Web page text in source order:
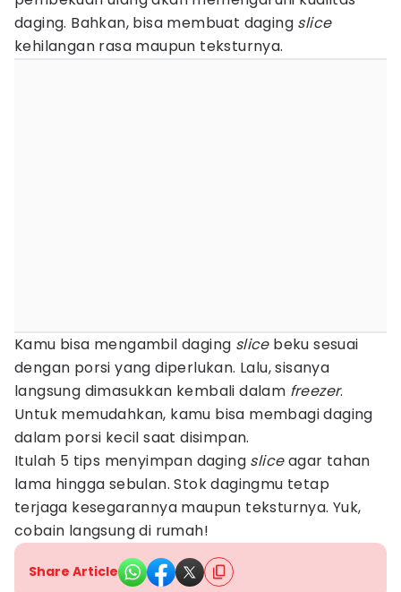
daging. Bahkan, bisa membuat daging slice
kehilangan rasa maupun teksturnya.
Kamu bisa mengambil daging slicebeku sesuai
dengan porsi yang diperlukan. Lalu, sisanya
langsung dimasukkan kembali dalam freezer.
Untuk memudahkan, kamu bisa membagi daging
dalam porsi kecil saat disimpan.
Itulah 5 tips menyimpan daging sliceagar tahan
lama hingga sebulan. Stok dagingmu tetap
terjaga kesegarannya maupun teksturnya. Yuk,
cobain langsung di rumah!
Share Article